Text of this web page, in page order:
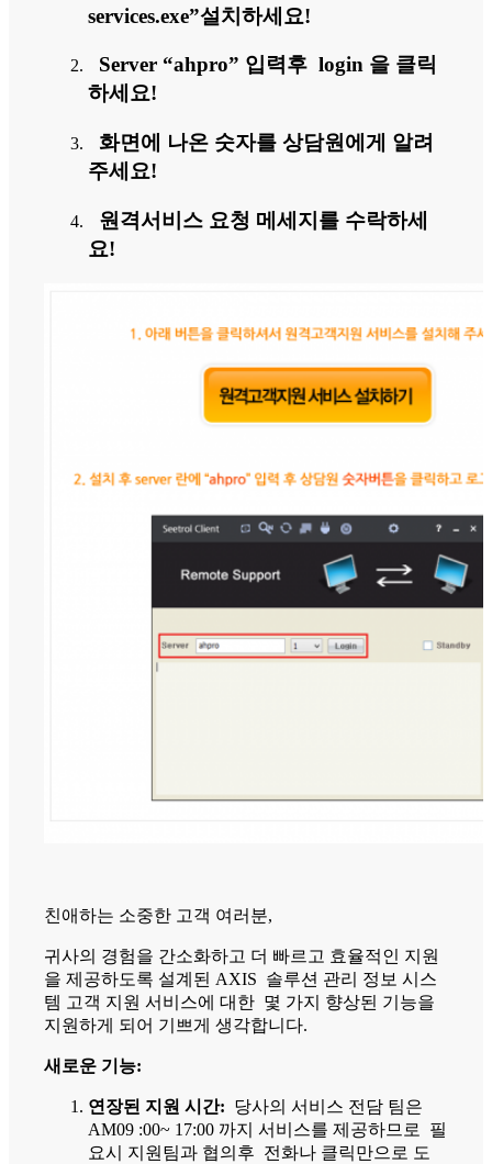
services.exe”설치하세요!
Server “ahpro” 입력후 login 을 클릭
하세요!
화면에 나온 숫자를 상담원에게 알려
주세요!
원격서비스 요청 메세지를 수락하세
요!
친애하는 소중한 고객 여러분,
귀사의 경험을 간소화하고 더 빠르고 효율적인 지원
을 제공하도록 설계된 AXIS 솔루션 관리 정보 시스
템 고객 지원 서비스에 대한 몇 가지 향상된 기능을
지원하게 되어 기쁘게 생각합니다.
새로운 기능:
연장된 지원 시간: 당사의 서비스 전담 팀은
AM09 :00~ 17:00 까지 서비스를 제공하므로 필
요시 지원팀과 협의후 전화나 클릭만으로 도